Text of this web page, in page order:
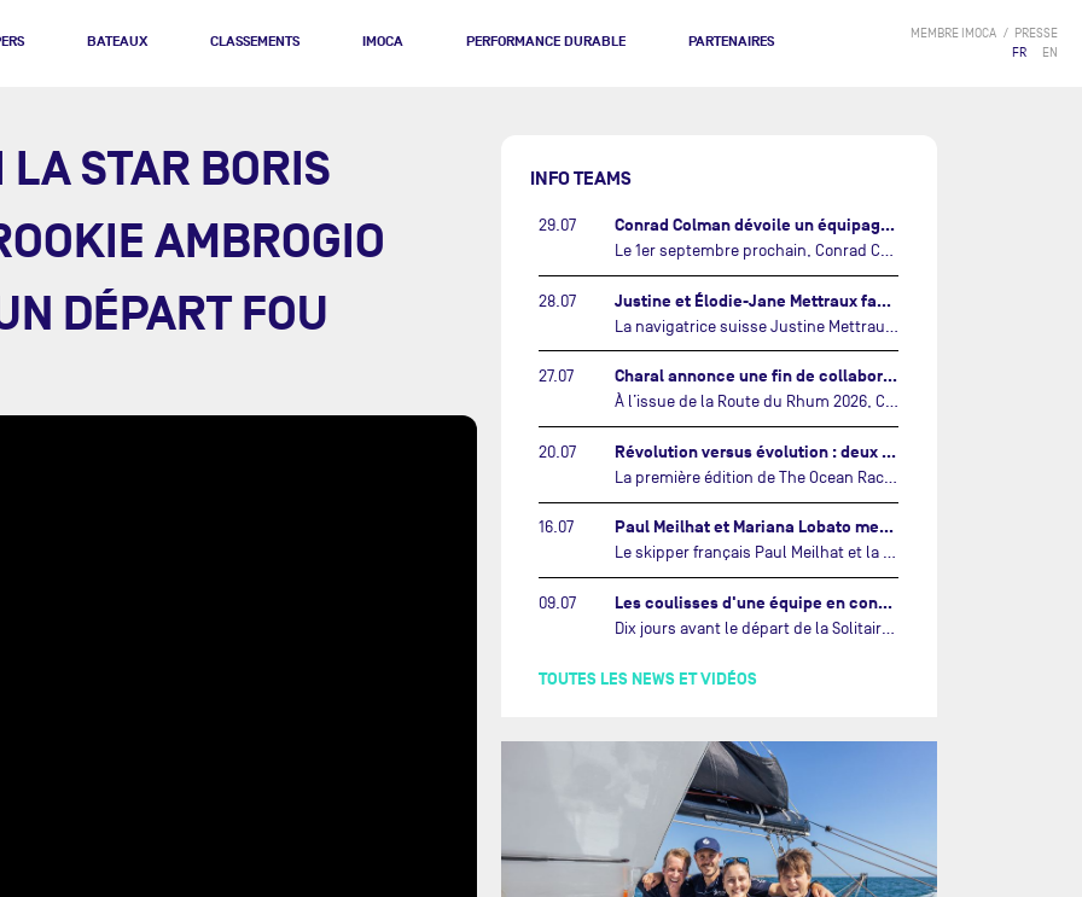
BATEAUX CLASSEMENTS IMOCA PERFORMANCE DURABLE PARTENAIRES MEMBRE IMOCA
PRESSE
FR
EN
LA STAR BORIS
AMBROGIO
DÉPART FOU
INFO TEAMS
29.07 Conrad Colman dévoile un équipage 100% néo-zélandais tourné vers l'avenir…
Le 1er septembre prochain, Conrad Colman prendra le départ de la première édition de The Ocean Race Atlantic, une nouvelle course IMOCA en équipage reliant New York à Lorient. À bord de MSIG Europe, le skipper néo-zélandais sera entouré de trois jeunes talents issus de la voile néo-zélandaise : Megan Thomson, Anna Merchant et Aaron Hume-Merry.…
28.07 Justine et Élodie-Jane Mettraux face à face sur la transatlantique The Ocean Race Atlantic…
27.07 Charal annonce une fin de collaboration avec Jérémie Beyou et le Beyou Racing après la Route du Rhum…
À l’issue de la Route du Rhum 2026, Charal et le Beyou Racing mettront fin à leur collaboration. Il a été décidé de manière concertée, après dix ans d’une collaboration riche et performante, d’ouvrir une nouvelle ère pour le projet du Charal Sailing Team.…
20.07 Révolution versus évolution : deux nouveaux IMOCA très différents se préparent pour The Ocean Race Atlantic…
16.07 Paul Meilhat et Mariana Lobato mettent à l’eau leur bateau et lancent leur nouvelle campagne « United by the Ocean »…
Le skipper français Paul Meilhat et la co-skipper portugaise Mariana Lobato mettent à l’eau aujourd’hui à Lorient leur IMOCA à bord duquel ils participeront à The Ocean Race Atlantic (septembre 2026) puis à The Ocean Race, le tour du monde en équipage (janvier 2027).…
09.07 Les coulisses d'une équipe en construction vers le Vendée Globe…
TOUTES LES NEWS ET VIDÉOS